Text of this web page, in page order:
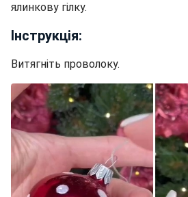
ялинкову гілку.
Інструкція:
Витягніть проволоку.